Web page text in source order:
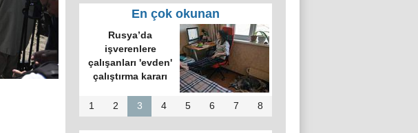
En çok okunan
Rusya’da
işverenlere
çalışanları 'evden'
çalıştırma kararı
1 2 3 4 5 6 7 8